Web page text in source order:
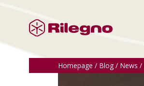
Homepage / Blog/ News /